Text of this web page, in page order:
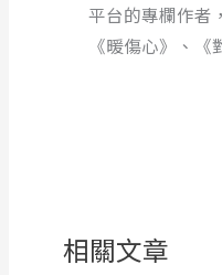
平台的專欄作者
《暖傷心》、
相關文章